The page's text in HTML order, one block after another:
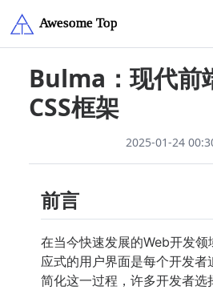
Bulma：现代前
CSS框架
2025-01-24
前言
在当今快速发展的Web开发领
应式的用户界面是每个开发者
简化这一过程，许多开发者选